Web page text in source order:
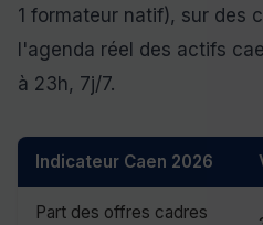
1 formateur natif), sur des
l'agenda réel des actifs
à 23h, 7j/7.
Indicateur Caen 2026
Part des offres cadres